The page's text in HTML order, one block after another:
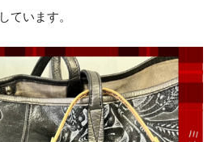
しています。